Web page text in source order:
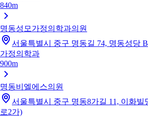
840m
명동성모가정의학과의원
서울특별시 중구 명동길 74, 명동성당
가정의학과
900m
명동비엘에스의원
서울특별시 중구 명동8가길 11, 이화빌
로2가)